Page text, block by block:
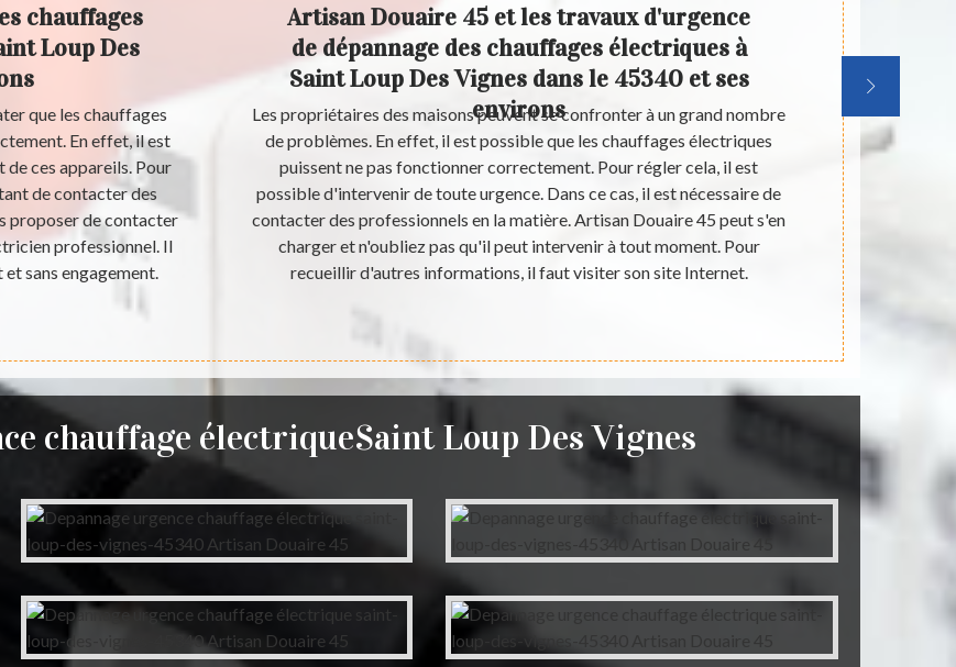
chauffages
Loup Des
que les chauffages
En effet, il est
de ces appareils. Pour
de contacter des
proposer de contacter
professionnel. Il
sans engagement.
Artisan Douaire 45 et les travaux d'urgence
de dépannage des chauffages électriques à
Saint Loup Des Vignes dans le 45340 et ses
environs
Les propriétaires des maisons peuvent se confronter à un grand nombre
de problèmes. En effet, il est possible que les chauffages électriques
puissent ne pas fonctionner correctement. Pour régler cela, il est
possible d'intervenir de toute urgence. Dans ce cas, il est nécessaire de
contacter des professionnels en la matière. Artisan Douaire 45 peut s'en
charger et n'oubliez pas qu'il peut intervenir à tout moment. Pour
recueillir d'autres informations, il faut visiter son site Internet.
Le métier
que ce soit
chauffage électriqueSaint Loup Des Vignes